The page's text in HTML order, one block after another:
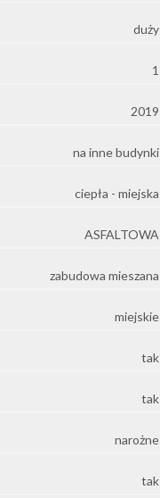
duży
1
2019
na inne budynki
ciepła - miejska
ASFALTOWA
zabudowa mieszana
miejskie
tak
tak
narożne
tak